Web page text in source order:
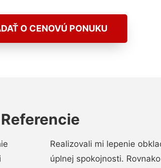
O CENOVÚ PONUKU
Referencie
Realizovali mi lepenie
úplnej spokojnosti.